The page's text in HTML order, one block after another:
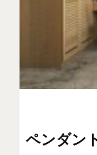
ペンダン